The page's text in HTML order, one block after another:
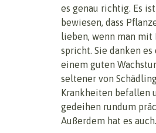
es genau richtig. Es
bewiesen, dass
lieben, wenn man mit
spricht. Sie danken es
einem guten
seltener von
Krankheiten befallen
gedeihen rundum
Außerdem hat es